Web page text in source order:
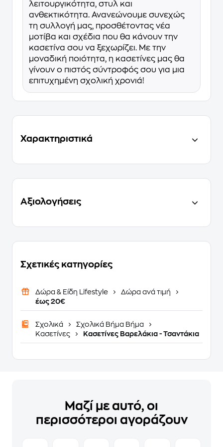
λειτουργικότητα, στυλ και
ανθεκτικότητα. Ανανεώνουμε συνεχώς
τη συλλογή μας, προσθέτοντας νέα
μοτίβα και σχέδια που θα κάνουν την
κασετίνα σου να ξεχωρίζει. Με την
μοναδική ποιότητα, η κασετίνες μας θα
γίνουν ο πιστός σύντροφός σου για μια
επιτυχημένη σχολική χρονιά!
Χαρακτηριστικά
Αξιολογήσεις
Σχετικές κατηγορίες
Δώρα & Είδη Lifestyle
Δώρα ανά τιμή
έως 20€
Σχολικά
Σχολικά Βήμα Βήμα
Κασετίνες
Κασετίνες Βαρελάκια - Τσαντάκια
Μαζί με αυτό, οι
περισσότεροι αγοράζουν